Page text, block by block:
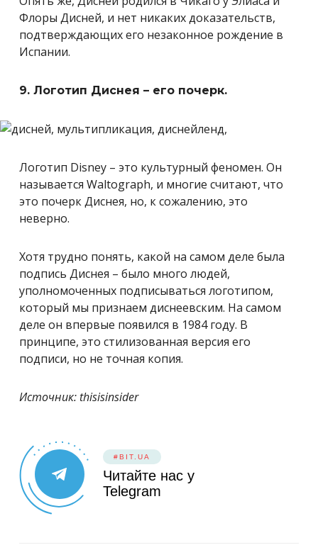
Флоры Дисней, и нет никаких доказательств,
подтверждающих его незаконное рождение в
Испании.
9. Логотип Диснея – его почерк.
Логотип Disney – это культурный феномен. Он
называется Waltograph, и многие считают, что
это почерк Диснея, но, к сожалению, это
неверно.
Хотя трудно понять, какой на самом деле была
подпись Диснея – было много людей,
уполномоченных подписываться логотипом,
который мы признаем диснеевским. На самом
деле он впервые появился в 1984 году. В
принципе, это стилизованная версия его
подписи, но не точная копия.
Источник: thisisinsider
#BIT.UA
Читайте нас у
Telegram